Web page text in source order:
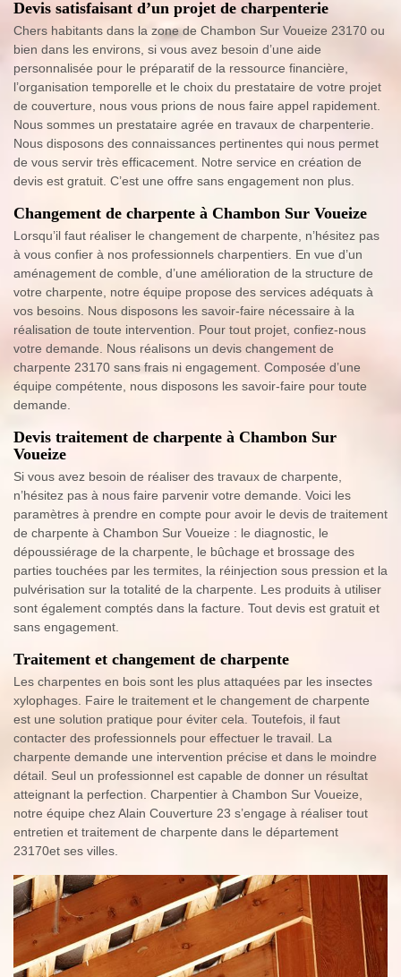
Devis satisfaisant d’un projet de charpenterie
Chers habitants dans la zone de Chambon Sur Voueize 23170 ou
bien dans les environs, si vous avez besoin d’une aide
personnalisée pour le préparatif de la ressource financière,
l’organisation temporelle et le choix du prestataire de votre projet
de couverture, nous vous prions de nous faire appel rapidement.
Nous sommes un prestataire agrée en travaux de charpenterie.
Nous disposons des connaissances pertinentes qui nous permet
de vous servir très efficacement. Notre service en création de
devis est gratuit. C’est une offre sans engagement non plus.
Changement de charpente à Chambon Sur Voueize
Lorsqu’il faut réaliser le changement de charpente, n’hésitez pas
à vous confier à nos professionnels charpentiers. En vue d’un
aménagement de comble, d’une amélioration de la structure de
votre charpente, notre équipe propose des services adéquats à
vos besoins. Nous disposons les savoir-faire nécessaire à la
réalisation de toute intervention. Pour tout projet, confiez-nous
votre demande. Nous réalisons un devis changement de
charpente 23170 sans frais ni engagement. Composée d’une
équipe compétente, nous disposons les savoir-faire pour toute
demande.
Devis traitement de charpente à Chambon Sur
Voueize
Si vous avez besoin de réaliser des travaux de charpente,
n’hésitez pas à nous faire parvenir votre demande. Voici les
paramètres à prendre en compte pour avoir le devis de traitement
de charpente à Chambon Sur Voueize : le diagnostic, le
dépoussiérage de la charpente, le bûchage et brossage des
parties touchées par les termites, la réinjection sous pression et la
pulvérisation sur la totalité de la charpente. Les produits à utiliser
sont également comptés dans la facture. Tout devis est gratuit et
sans engagement.
Traitement et changement de charpente
Les charpentes en bois sont les plus attaquées par les insectes
xylophages. Faire le traitement et le changement de charpente
est une solution pratique pour éviter cela. Toutefois, il faut
contacter des professionnels pour effectuer le travail. La
charpente demande une intervention précise et dans le moindre
détail. Seul un professionnel est capable de donner un résultat
atteignant la perfection. Charpentier à Chambon Sur Voueize,
notre équipe chez Alain Couverture 23 s’engage à réaliser tout
entretien et traitement de charpente dans le département
23170et ses villes.